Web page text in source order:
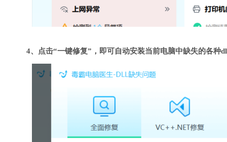
4、点击“一键修复”，即可自动安装当前电脑中缺失的各种